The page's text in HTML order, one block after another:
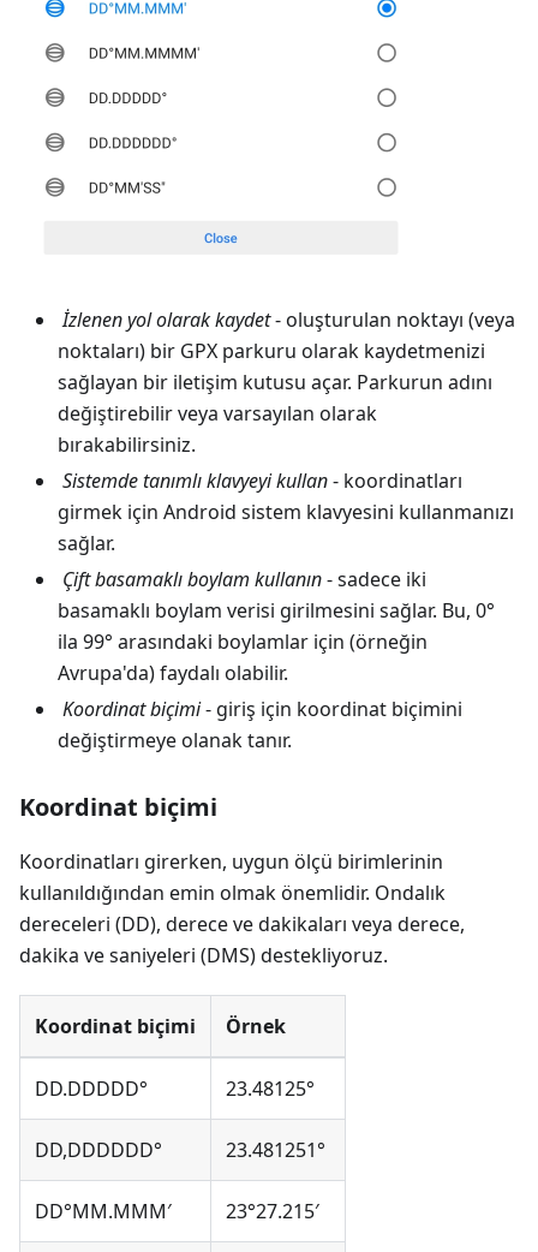
İzlenen yol olarak kaydet- oluşturulan noktayı (veya
noktaları) bir GPX parkuru olarak kaydetmenizi
sağlayan bir iletişim kutusu açar. Parkurun adını
değiştirebilir veya varsayılan olarak
bırakabilirsiniz.
Sistemde tanımlı klavyeyi kullan- koordinatları
girmek için Android sistem klavyesini kullanmanızı
sağlar.
Çift basamaklı boylam kullanın- sadece iki
basamaklı boylam verisi girilmesini sağlar. Bu, 0°
ila 99° arasındaki boylamlar için (örneğin
Avrupa'da) faydalı olabilir.
Koordinat biçimi- giriş için koordinat biçimini
değiştirmeye olanak tanır.
Koordinat biçimi
Koordinatları girerken, uygun ölçü birimlerinin
kullanıldığından emin olmak önemlidir. Ondalık
dereceleri (DD), derece ve dakikaları veya derece,
dakika ve saniyeleri (DMS) destekliyoruz.
Koordinat biçimi Örnek
DD.DDDDD° 23.48125°
DD,DDDDDD° 23.481251°
DD°MM.MMM′ 23°27.215′